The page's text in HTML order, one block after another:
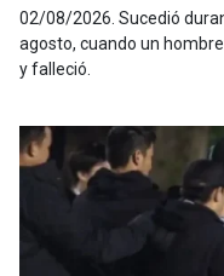
02/08/2026 Sucedió
agosto, cuando un
y falleció.